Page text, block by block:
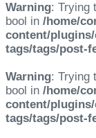
Warning: Trying
bool in /home/
content/
tags/tags/post-
Warning: Trying
bool in /home/
content/
tags/tags/post-